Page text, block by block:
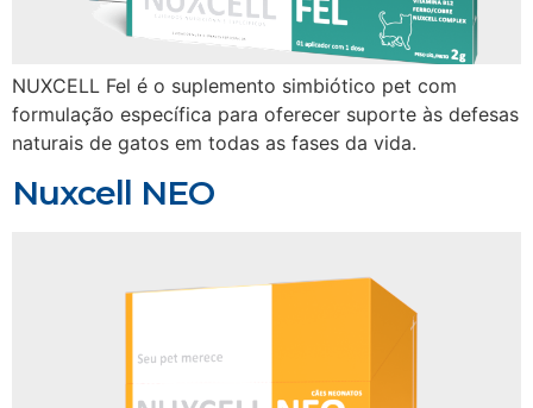
NUXCELL Fel é o suplemento simbiótico pet com
formulação específica para oferecer suporte às defesas
naturais de gatos em todas as fases da vida.
Nuxcell NEO